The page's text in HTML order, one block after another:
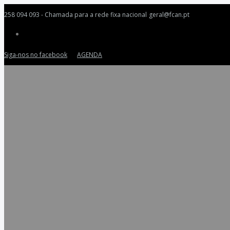
258 094 093 - Chamada para a rede fixa nacional geral@fcan.pt
Siga-nos no facebook AGENDA